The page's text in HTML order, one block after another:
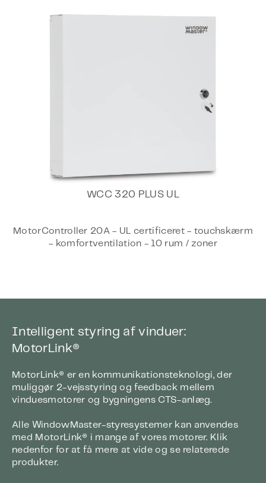
WCC 320 PLUS UL
MotorController 20A - UL certificeret - touchskærm
- komfortventilation - 10 rum / zoner
Intelligent styring af vinduer:
MotorLink®
MotorLink® er en kommunikationsteknologi, der
muliggør 2-vejsstyring og feedback mellem
vinduesmotorer og bygningens CTS-anlæg.
Alle WindowMaster-styresystemer kan anvendes
med MotorLink® i mange af vores motorer. Klik
nedenfor for at få mere at vide og se relaterede
produkter.